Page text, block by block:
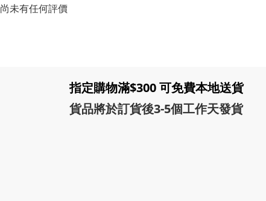
尚未有任何評價
指定購物滿$300 可免費本地送貨
貨品將於訂貨後3-5個工作天發貨